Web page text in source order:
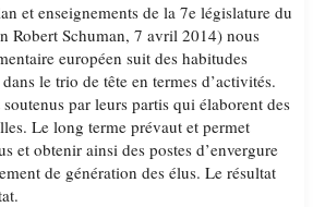
et enseignements de la 7e législature du
Robert Schuman, 7 avril 2014) nous
européen suit des habitudes
le trio de tête en termes d’activités.
par leurs partis qui élaborent des
Le long terme prévaut et permet
et obtenir ainsi des postes d’envergure
de génération des élus. Le résultat